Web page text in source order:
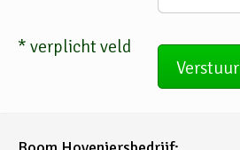
* verplicht veld
Verstuur